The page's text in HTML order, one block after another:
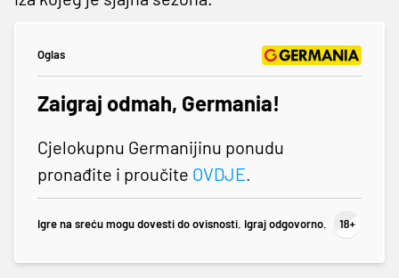
Oglas
Zaigraj odmah, Germania!
Cjelokupnu Germanijinu ponudu
pronađite i proučite OVDJE.
Igre na sreću mogu dovesti do ovisnosti. Igraj odgovorno.